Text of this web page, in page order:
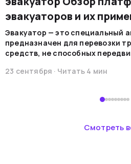
эвакуаторов и их
Эвакуатор — это специальный
предназначен для перевозки
средств, не способных
машины обеспечивают
23 сентября · Читать 4 мин
Смотреть